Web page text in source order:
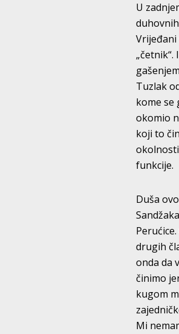
U
Tuzlak
kome se
okomio
koji to
funkcije.
Duša
drugih
onda da
činimo
kugom
Mi